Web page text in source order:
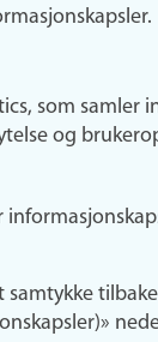
som samler
og